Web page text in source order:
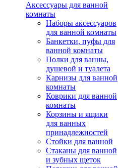
Аксессуары для ванной
комнаты
Наборы аксессуаров
для ванной комнаты
Банкетки, пуфы для
ванной комнаты
Полки для ванны,
душевой и туалета
Карнизы для ванной
комнаты
Коврики для ванной
комнаты
Корзины и ящики
для ванных
принадлежностей
Стойки для ванной
Стаканы для ванной
и зубных щеток